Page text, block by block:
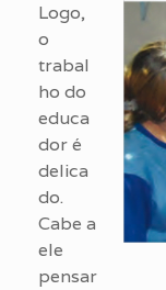
Logo,
o
trabal
ho do
educa
dor é
delica
do.
Cabe a
ele
pensar